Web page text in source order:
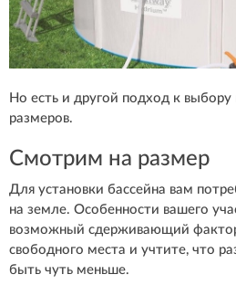
Но есть и другой подход к
размеров.
Смотрим на размер
Для установки бассейна вам
на земле. Особенности вашего
возможный сдерживающий
свободного места и учтите, что
быть чуть меньше.